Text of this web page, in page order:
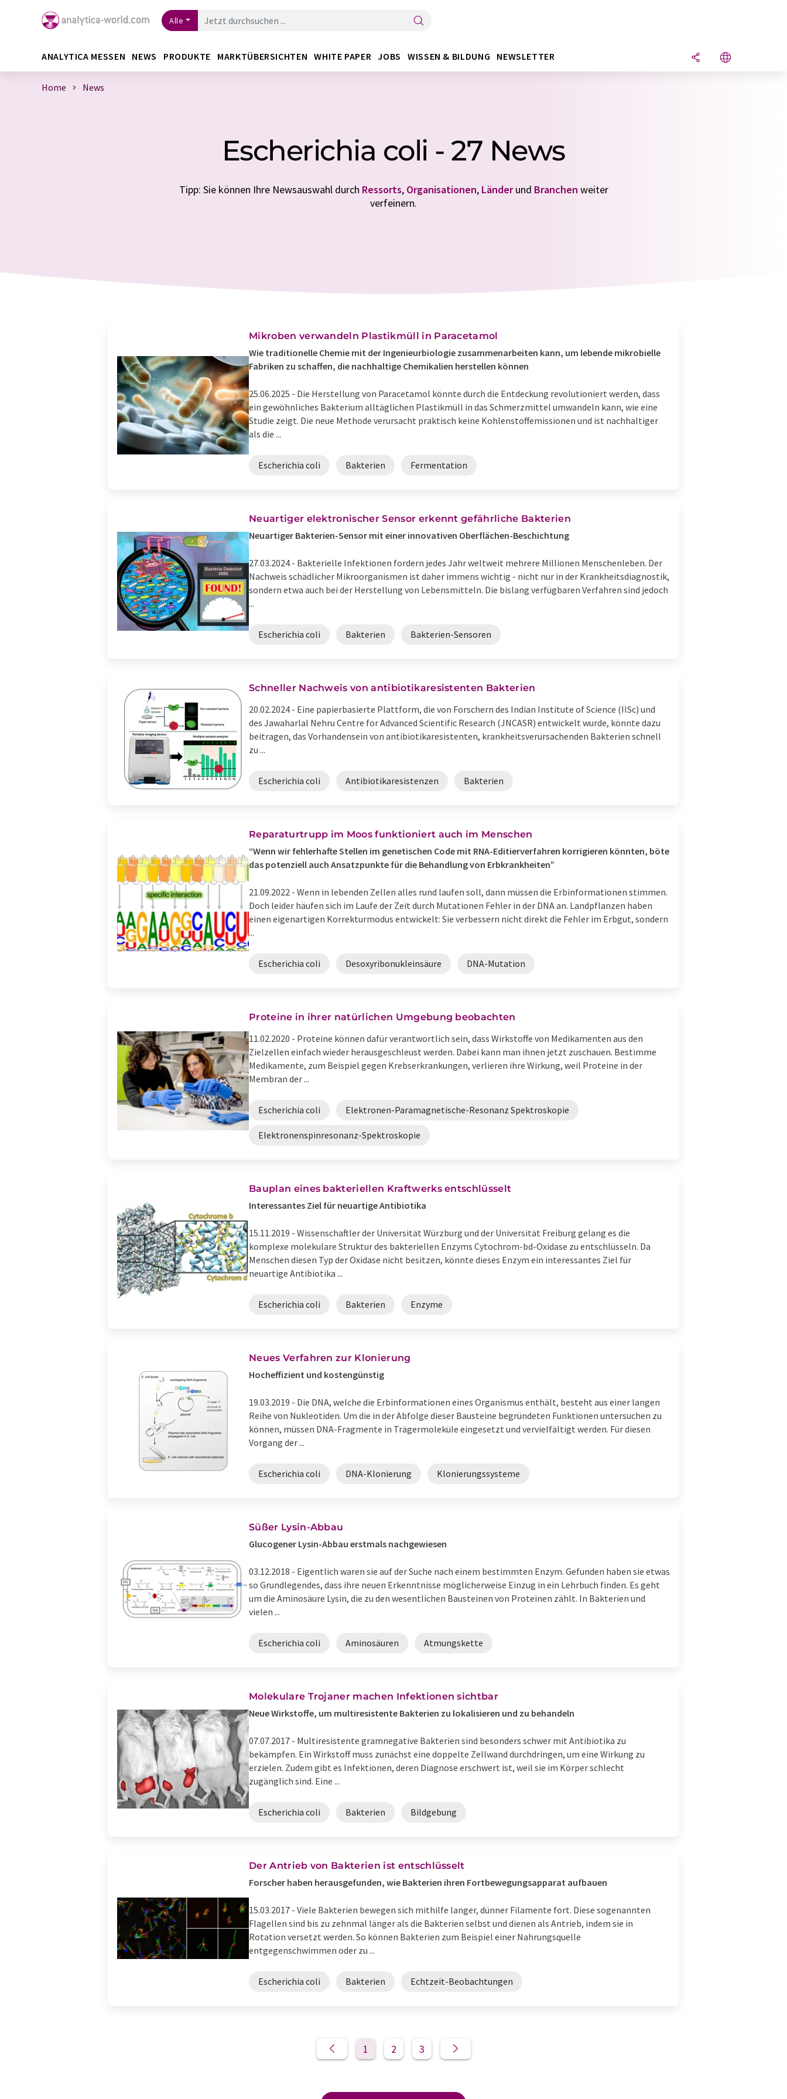
Alle
ANALYTICA MESSEN NEWS PRODUKTE MARKTÜBERSICHTEN WHITE PAPER JOBS WISSEN & BILDUNG NEWSLETTER
Home News
Escherichia coli - 27 News
Tipp: Sie können Ihre Newsauswahl durch Ressorts, Organisationen, Länderund Branchen weiter
verfeinern.
Mikroben verwandeln Plastikmüll in Paracetamol
Wie traditionelle Chemie mit der Ingenieurbiologie zusammenarbeiten kann, um lebende mikrobielle
Fabriken zu schaffen, die nachhaltige Chemikalien herstellen können
25.06.2025 - Die Herstellung von Paracetamol könnte durch die Entdeckung revolutioniert werden, dass
ein gewöhnliches Bakterium alltäglichen Plastikmüll in das Schmerzmittel umwandeln kann, wie eine
Studie zeigt. Die neue Methode verursacht praktisch keine Kohlenstoffemissionen und ist nachhaltiger
als die ...
Escherichia coli Bakterien Fermentation
Neuartiger elektronischer Sensor erkennt gefährliche Bakterien
Neuartiger Bakterien-Sensor mit einer innovativen Oberflächen-Beschichtung
27.03.2024 - Bakterielle Infektionen fordern jedes Jahr weltweit mehrere Millionen Menschenleben. Der
Nachweis schädlicher Mikroorganismen ist daher immens wichtig - nicht nur in der Krankheitsdiagnostik,
sondern etwa auch bei der Herstellung von Lebensmitteln. Die bislang verfügbaren Verfahren sind jedoch
...
Escherichia coli Bakterien Bakterien-Sensoren
Schneller Nachweis von antibiotikaresistenten Bakterien
20.02.2024 - Eine papierbasierte Plattform, die von Forschern des Indian Institute of Science (IISc) und
des Jawaharlal Nehru Centre for Advanced Scientific Research (JNCASR) entwickelt wurde, könnte dazu
beitragen, das Vorhandensein von antibiotikaresistenten, krankheitsverursachenden Bakterien schnell
zu ...
Escherichia coli Antibiotikaresistenzen Bakterien
Reparaturtrupp im Moos funktioniert auch im Menschen
“Wenn wir fehlerhafte Stellen im genetischen Code mit RNA-Editierverfahren korrigieren könnten, böte
das potenziell auch Ansatzpunkte für die Behandlung von Erbkrankheiten”
21.09.2022 - Wenn in lebenden Zellen alles rund laufen soll, dann müssen die Erbinformationen stimmen.
Doch leider häufen sich im Laufe der Zeit durch Mutationen Fehler in der DNA an. Landpflanzen haben
einen eigenartigen Korrekturmodus entwickelt: Sie verbessern nicht direkt die Fehler im Erbgut, sondern
...
Escherichia coli Desoxyribonukleinsäure DNA-Mutation
Proteine in ihrer natürlichen Umgebung beobachten
11.02.2020 - Proteine können dafür verantwortlich sein, dass Wirkstoffe von Medikamenten aus den
Zielzellen einfach wieder herausgeschleust werden. Dabei kann man ihnen jetzt zuschauen. Bestimme
Medikamente, zum Beispiel gegen Krebserkrankungen, verlieren ihre Wirkung, weil Proteine in der
Membran der ...
Escherichia coli Elektronen-Paramagnetische-Resonanz Spektroskopie
Elektronenspinresonanz-Spektroskopie
Bauplan eines bakteriellen Kraftwerks entschlüsselt
Interessantes Ziel für neuartige Antibiotika
15.11.2019 - Wissenschaftler der Universität Würzburg und der Universität Freiburg gelang es die
komplexe molekulare Struktur des bakteriellen Enzyms Cytochrom-bd-Oxidase zu entschlüsseln. Da
Menschen diesen Typ der Oxidase nicht besitzen, könnte dieses Enzym ein interessantes Ziel für
neuartige Antibiotika ...
Escherichia coli Bakterien Enzyme
Neues Verfahren zur Klonierung
Hocheffizient und kostengünstig
19.03.2019 - Die DNA, welche die Erbinformationen eines Organismus enthält, besteht aus einer langen
Reihe von Nukleotiden. Um die in der Abfolge dieser Bausteine begründeten Funktionen untersuchen zu
können, müssen DNA-Fragmente in Trägermoleküle eingesetzt und vervielfältigt werden. Für diesen
Vorgang der ...
Escherichia coli DNA-Klonierung Klonierungssysteme
Süßer Lysin-Abbau
Glucogener Lysin-Abbau erstmals nachgewiesen
03.12.2018 - Eigentlich waren sie auf der Suche nach einem bestimmten Enzym. Gefunden haben sie etwas
so Grundlegendes, dass ihre neuen Erkenntnisse möglicherweise Einzug in ein Lehrbuch finden. Es geht
um die Aminosäure Lysin, die zu den wesentlichen Bausteinen von Proteinen zählt. In Bakterien und
vielen ...
Escherichia coli Aminosäuren Atmungskette
Molekulare Trojaner machen Infektionen sichtbar
Neue Wirkstoffe, um multiresistente Bakterien zu lokalisieren und zu behandeln
07.07.2017 - Multiresistente gramnegative Bakterien sind besonders schwer mit Antibiotika zu
bekämpfen. Ein Wirkstoff muss zunächst eine doppelte Zellwand durchdringen, um eine Wirkung zu
erzielen. Zudem gibt es Infektionen, deren Diagnose erschwert ist, weil sie im Körper schlecht
zugänglich sind. Eine ...
Escherichia coli Bakterien Bildgebung
Der Antrieb von Bakterien ist entschlüsselt
Forscher haben herausgefunden, wie Bakterien ihren Fortbewegungsapparat aufbauen
15.03.2017 - Viele Bakterien bewegen sich mithilfe langer, dünner Filamente fort. Diese sogenannten
Flagellen sind bis zu zehnmal länger als die Bakterien selbst und dienen als Antrieb, indem sie in
Rotation versetzt werden. So können Bakterien zum Beispiel einer Nahrungsquelle
entgegenschwimmen oder zu ...
Escherichia coli Bakterien Echtzeit-Beobachtungen
1 2 3